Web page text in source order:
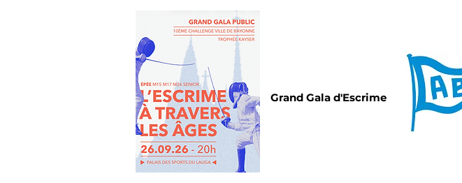
Grand Gala d'Escrime